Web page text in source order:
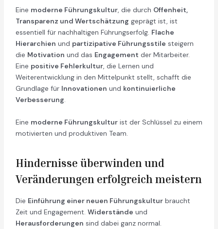
Eine moderne Führungskultur, die durch Offenheit,
Transparenz und Wertschätzung geprägt ist, ist
essentiell für nachhaltigen Führungserfolg. Flache
Hierarchien und partizipative Führungsstile steigern
die Motivation und das Engagement der Mitarbeiter.
Eine positive Fehlerkultur, die Lernen und
Weiterentwicklung in den Mittelpunkt stellt, schafft die
Grundlage für Innovationen und kontinuierliche
Verbesserung.
Eine moderne Führungskulturist der Schlüssel zu einem
motivierten und produktiven Team.
Hindernisse überwinden und
Veränderungen erfolgreich meistern
Die Einführung einer neuen Führungskulturbraucht
Zeit und Engagement. Widerstände und
Herausforderungen sind dabei ganz normal.